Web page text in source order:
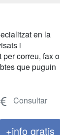
en la
i
correu, fax o
que puguin
Consultar
+info gratis